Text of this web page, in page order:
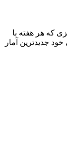
اردیبهشت 1403 بانک مرکزی که هر هفته با
جدیدترین آمار